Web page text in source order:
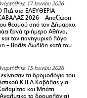
17 Ιουνίου 2026
ΠτΔ στα ΕΛΕΥΘΕΡΙΑ
2026 – Απαξίωση
θεσμού από τον Δήμαρχο,
ξανά τριήμερο Αθήνα,
τον πανηγυρικό λόγο
– Βολές Λωλίδη κατά του
15 Ιουνίου 2026
τα δρομολόγια του
ΚΤΕΛ Καβάλας για
και Μπάτη
τα δρομολόγια)